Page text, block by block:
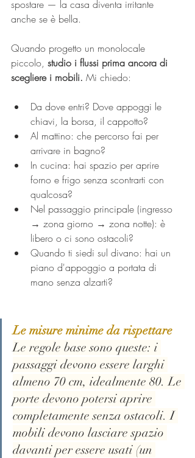
spostare — la casa diventa irritante
anche se è bella.
Quando progetto un monolocale
piccolo, studio i flussi prima ancora di
scegliere i mobili. Mi chiedo:
Da dove entri? Dove appoggi le
chiavi, la borsa, il cappotto?
Al mattino: che percorso fai per
arrivare in bagno?
In cucina: hai spazio per aprire
forno e frigo senza scontrarti con
qualcosa?
Nel passaggio principale (ingresso
→ zona giorno → zona notte): è
libero o ci sono ostacoli?
Quando ti siedi sul divano: hai un
piano d'appoggio a portata di
mano senza alzarti?
Le misure minime da rispettare
Le regole base sono queste: i
passaggi devono essere larghi
almeno 70 cm, idealmente 80. Le
porte devono potersi aprire
completamente senza ostacoli. I
mobili devono lasciare spazio
davanti per essere usati (un